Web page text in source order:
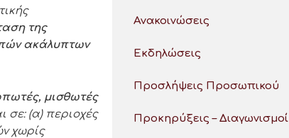
της
ακάλυπτων
μισθωτές
σε: (α) περιοχές
χωρίς
Ανακοινώσεις
Εκδηλώσεις
Προσλήψεις Προσωπικού
Προκηρύξεις – Διαγωνισμοί